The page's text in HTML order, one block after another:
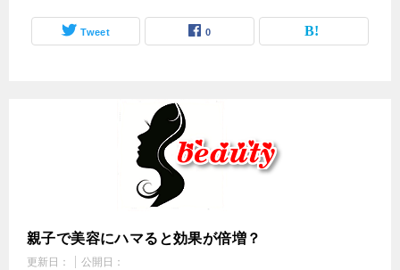
Tweet 0
親子で美容にハマると効果が倍増？
更新日：
公開日：